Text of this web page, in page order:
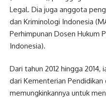
Legal. Dia juga anggota
dan Kriminologi Indonesia
Perhimpunan Dosen Hukum
Indonesia).
Dari tahun 2012 hingga
dari Kementerian Pendidikan
memungkinkannya untuk